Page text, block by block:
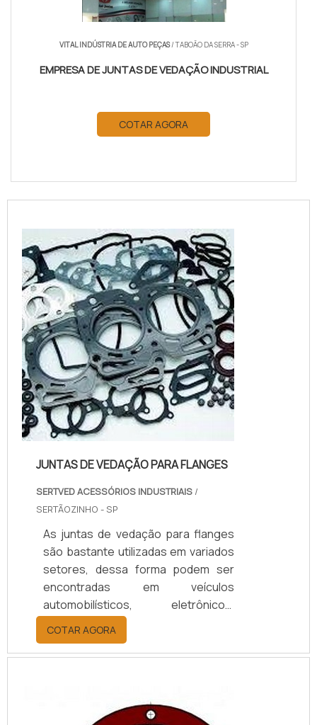
VITAL INDÚSTRIA DE AUTO PEÇAS/ TABOÃO DA SERRA - SP
EMPRESA DE JUNTAS DE VEDAÇÃO INDUSTRIAL
COTAR AGORA
JUNTAS DE VEDAÇÃO PARA FLANGES
SERTVED ACESSÓRIOS INDUSTRIAIS /
SERTÃOZINHO - SP
As juntas de vedação para flanges
são bastante utilizadas em variados
setores, dessa forma podem ser
encontradas em veículos
automobilísticos, eletrônicos,
diferentes tipos de máquinas
industriais, entre outros. É um
material usado quando é necessário
componentes que precisam de
COTAR AGORA